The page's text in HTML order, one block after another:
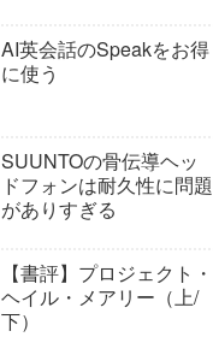
AI英会話のSpeakをお得
に使う
SUUNTOの骨伝導ヘッ
ドフォンは耐久性に問題
がありすぎる
【書評】プロジェクト・
ヘイル・メアリー（上/
下）